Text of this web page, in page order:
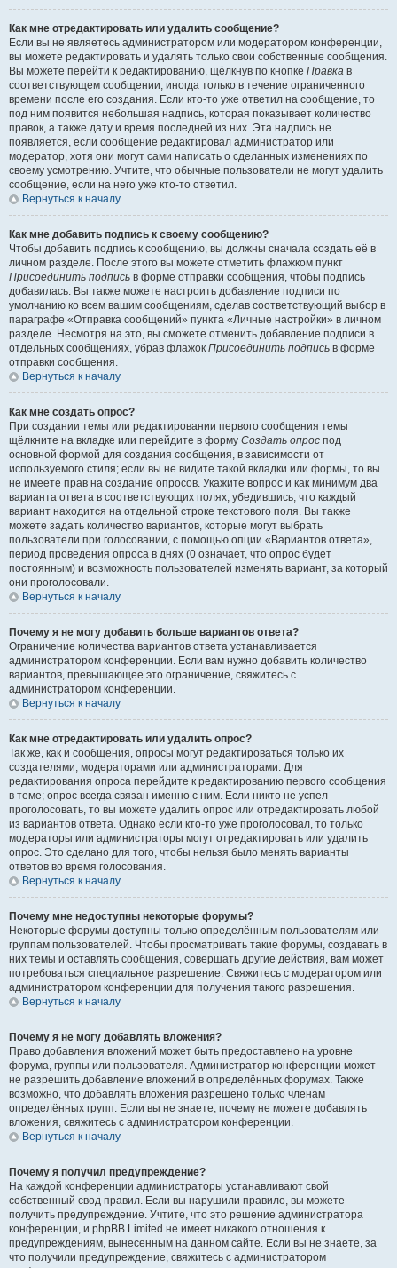
Как мне отредактировать или удалить сообщение?
Если вы не являетесь администратором или модератором конференции,
вы можете редактировать и удалять только свои собственные сообщения.
Вы можете перейти к редактированию, щёлкнув по кнопке Правка в
соответствующем сообщении, иногда только в течение ограниченного
времени после его создания. Если кто-то уже ответил на сообщение, то
под ним появится небольшая надпись, которая показывает количество
правок, а также дату и время последней из них. Эта надпись не
появляется, если сообщение редактировал администратор или
модератор, хотя они могут сами написать о сделанных изменениях по
своему усмотрению. Учтите, что обычные пользователи не могут удалить
сообщение, если на него уже кто-то ответил.
Вернуться к началу
Как мне добавить подпись к своему сообщению?
Чтобы добавить подпись к сообщению, вы должны сначала создать её в
личном разделе. После этого вы можете отметить флажком пункт
Присоединить подпись в форме отправки сообщения, чтобы подпись
добавилась. Вы также можете настроить добавление подписи по
умолчанию ко всем вашим сообщениям, сделав соответствующий выбор в
параграфе «Отправка сообщений» пункта «Личные настройки» в личном
разделе. Несмотря на это, вы сможете отменить добавление подписи в
отдельных сообщениях, убрав флажок Присоединить подпись в форме
отправки сообщения.
Вернуться к началу
Как мне создать опрос?
При создании темы или редактировании первого сообщения темы
щёлкните на вкладке или перейдите в форму Создать опрос под
основной формой для создания сообщения, в зависимости от
используемого стиля; если вы не видите такой вкладки или формы, то вы
не имеете прав на создание опросов. Укажите вопрос и как минимум два
варианта ответа в соответствующих полях, убедившись, что каждый
вариант находится на отдельной строке текстового поля. Вы также
можете задать количество вариантов, которые могут выбрать
пользователи при голосовании, с помощью опции «Вариантов ответа»,
период проведения опроса в днях (0 означает, что опрос будет
постоянным) и возможность пользователей изменять вариант, за который
они проголосовали.
Вернуться к началу
Почему я не могу добавить больше вариантов ответа?
Ограничение количества вариантов ответа устанавливается
администратором конференции. Если вам нужно добавить количество
вариантов, превышающее это ограничение, свяжитесь с
администратором конференции.
Вернуться к началу
Как мне отредактировать или удалить опрос?
Так же, как и сообщения, опросы могут редактироваться только их
создателями, модераторами или администраторами. Для
редактирования опроса перейдите к редактированию первого сообщения
в теме; опрос всегда связан именно с ним. Если никто не успел
проголосовать, то вы можете удалить опрос или отредактировать любой
из вариантов ответа. Однако если кто-то уже проголосовал, то только
модераторы или администраторы могут отредактировать или удалить
опрос. Это сделано для того, чтобы нельзя было менять варианты
ответов во время голосования.
Вернуться к началу
Почему мне недоступны некоторые форумы?
Некоторые форумы доступны только определённым пользователям или
группам пользователей. Чтобы просматривать такие форумы, создавать в
них темы и оставлять сообщения, совершать другие действия, вам может
потребоваться специальное разрешение. Свяжитесь с модератором или
администратором конференции для получения такого разрешения.
Вернуться к началу
Почему я не могу добавлять вложения?
Право добавления вложений может быть предоставлено на уровне
форума, группы или пользователя. Администратор конференции может
не разрешить добавление вложений в определённых форумах. Также
возможно, что добавлять вложения разрешено только членам
определённых групп. Если вы не знаете, почему не можете добавлять
вложения, свяжитесь с администратором конференции.
Вернуться к началу
Почему я получил предупреждение?
На каждой конференции администраторы устанавливают свой
собственный свод правил. Если вы нарушили правило, вы можете
получить предупреждение. Учтите, что это решение администратора
конференции, и phpBB Limited не имеет никакого отношения к
предупреждениям, вынесенным на данном сайте. Если вы не знаете, за
что получили предупреждение, свяжитесь с администратором